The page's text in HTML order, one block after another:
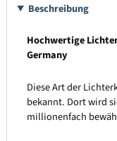
Beschreibung
Hochwertige
Germany
Diese Art der
bekannt. Dort wird
millionenfach